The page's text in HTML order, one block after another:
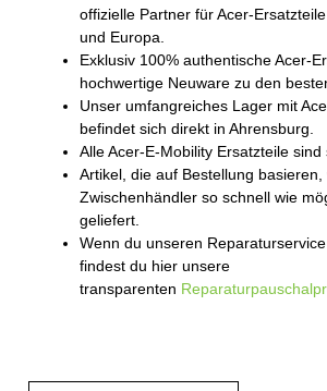
offizielle Partner für Acer-
und Europa.
Exklusiv 100% authentische Acer-
hochwertige Neuware zu den
Unser umfangreiches Lager mit
befindet sich direkt in Ahrensburg.
Alle Acer-E-Mobility Ersatzteile sind
Artikel, die auf Bestellung
Zwischenhändler so schnell wie
geliefert.
Wenn du unseren Reparaturservice
findest du hier unsere
transparenten